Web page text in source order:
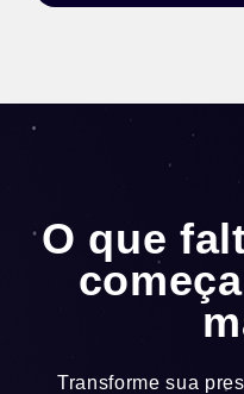
O que
Transforme sua